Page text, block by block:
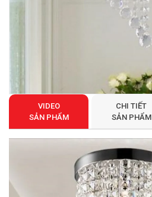
VIDEO
SẢN PHẨM
CHI TIẾT
SẢN PHẨM